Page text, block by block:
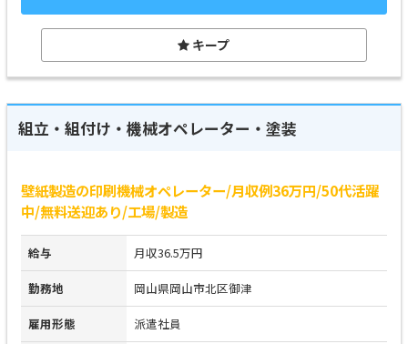
キープ
組立・組付け・機械オペレーター・塗装
壁紙製造の印刷機械オペレーター/月収例36万円/50代活躍
中/無料送迎あり/工場/製造
給与 月収36.5万円
勤務地 岡山県岡山市北区御津
雇用形態 派遣社員